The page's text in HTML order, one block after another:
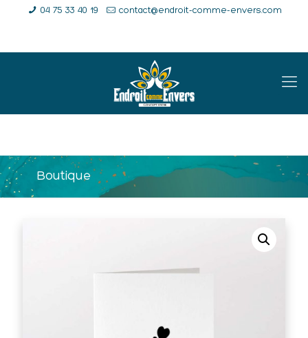
04 75 33 40 19 contact@endroit-comme-envers.com
Boutique